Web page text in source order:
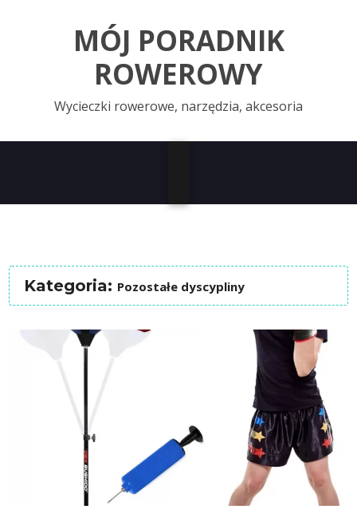
MÓJ PORADNIK
ROWEROWY
Wycieczki rowerowe, narzędzia, akcesoria
Kategoria: Pozostałe dyscypliny